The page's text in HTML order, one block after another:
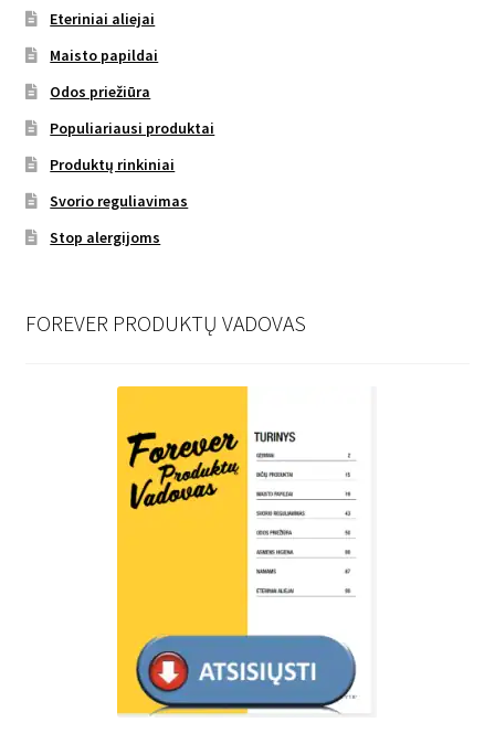
Eteriniai aliejai
Maisto papildai
Odos priežiūra
Populiariausi produktai
Produktų rinkiniai
Svorio reguliavimas
Stop alergijoms
FOREVER PRODUKTŲ VADOVAS